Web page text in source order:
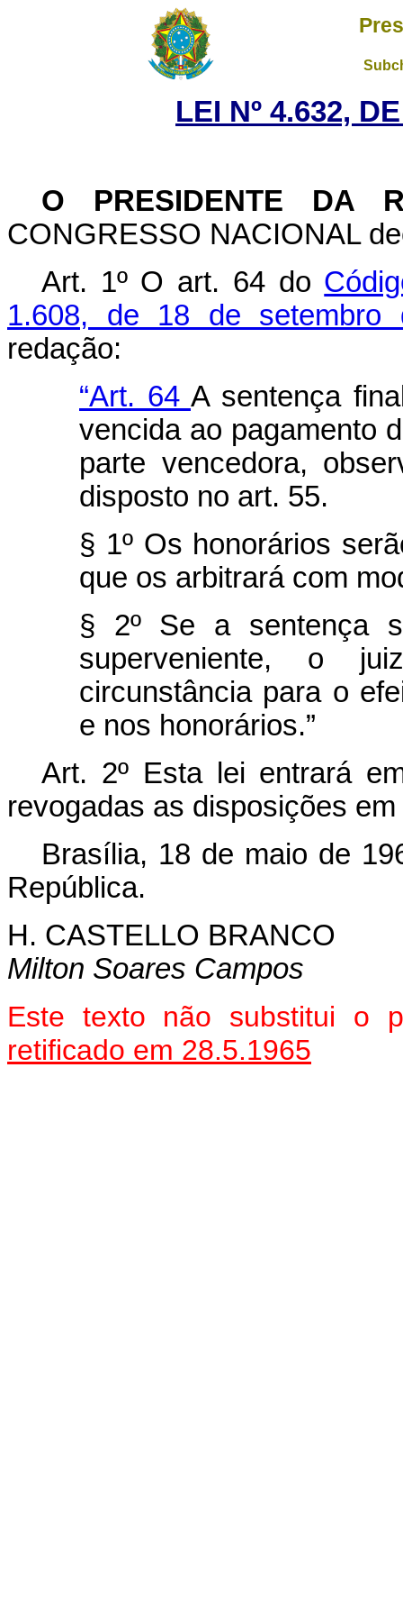
LEI Nº 4.632,
O PRESIDENTE DA
CONGRESSO NACIONAL
Art. 1º O art. 64 do
1.608, de 18 de setembro
redação:
“Art. 64 A sentença
vencida ao pagamento
parte vencedora,
disposto no art. 55.
§ 1º Os honorários
que os arbitrará com
§ 2º Se a sentença
superveniente, o
circunstância para o
e nos honorários.”
Art. 2º Esta lei entrará
revogadas as disposições
Brasília, 18 de maio de
República.
H. CASTELLO BRANCO
Milton Soares Campos
Este texto não substitui o
retificado em 28.5.1965